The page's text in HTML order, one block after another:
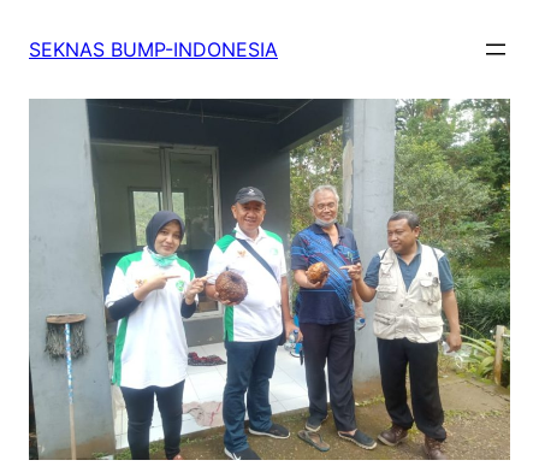
SEKNAS BUMP-INDONESIA